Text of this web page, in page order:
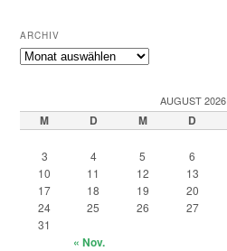
ARCHIV
Archiv
AUGUST 2026
M D M D
3
4 5 6
10
11 12 13
17
18 19 20
24
25 26 27
31
« Nov.